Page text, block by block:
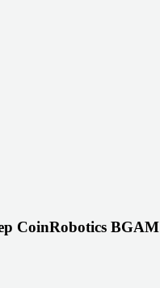
CoinRobotics BGAM